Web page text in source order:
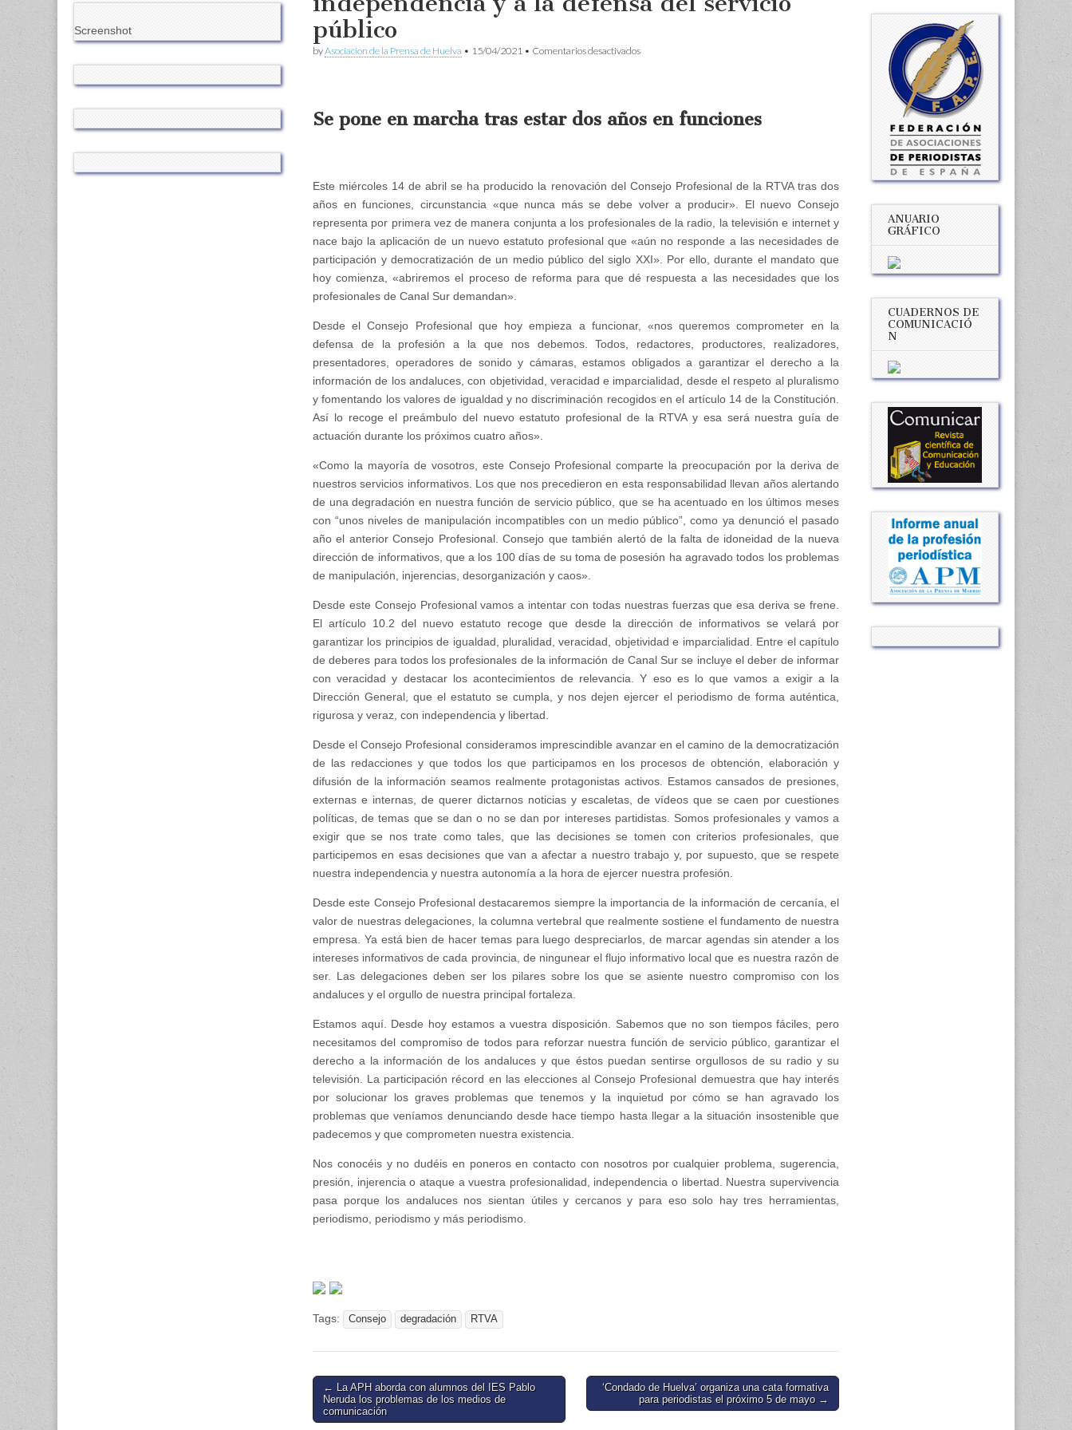
público
byAsociacion de la Prensa de Huelva • 15/04/2021 • Comentarios desactivadosen
Consejo
Profesional
llamadas
a
la
independencia
y
a
la
defensa
Se pone en marcha tras estar dos años en funciones
Este miércoles 14 de abril se ha producido la renovación del Consejo Profesional de la RTVA tras dos
años en funciones, circunstancia «que nunca más se debe volver a producir». El nuevo Consejo
representa por primera vez de manera conjunta a los profesionales de la radio, la televisión e internet y
nace bajo la aplicación de un nuevo estatuto profesional que «aún no responde a las necesidades de
participación y democratización de un medio público del siglo XXI». Por ello, durante el mandato que
hoy comienza, «abriremos el proceso de reforma para que dé respuesta a las necesidades que los
profesionales de Canal Sur demandan».
Desde el Consejo Profesional que hoy empieza a funcionar, «nos queremos comprometer en la
defensa de la profesión a la que nos debemos. Todos, redactores, productores, realizadores,
presentadores, operadores de sonido y cámaras, estamos obligados a garantizar el derecho a la
información de los andaluces, con objetividad, veracidad e imparcialidad, desde el respeto al pluralismo
y fomentando los valores de igualdad y no discriminación recogidos en el artículo 14 de la Constitución.
Así lo recoge el preámbulo del nuevo estatuto profesional de la RTVA y esa será nuestra guía de
actuación durante los próximos cuatro años».
«Como la mayoría de vosotros, este Consejo Profesional comparte la preocupación por la deriva de
nuestros servicios informativos. Los que nos precedieron en esta responsabilidad llevan años alertando
de una degradación en nuestra función de servicio público, que se ha acentuado en los últimos meses
con “unos niveles de manipulación incompatibles con un medio público”, como ya denunció el pasado
año el anterior Consejo Profesional. Consejo que también alertó de la falta de idoneidad de la nueva
dirección de informativos, que a los 100 días de su toma de posesión ha agravado todos los problemas
de manipulación, injerencias, desorganización y caos».
Desde este Consejo Profesional vamos a intentar con todas nuestras fuerzas que esa deriva se frene.
El artículo 10.2 del nuevo estatuto recoge que desde la dirección de informativos se velará por
garantizar los principios de igualdad, pluralidad, veracidad, objetividad e imparcialidad. Entre el capítulo
de deberes para todos los profesionales de la información de Canal Sur se incluye el deber de informar
con veracidad y destacar los acontecimientos de relevancia. Y eso es lo que vamos a exigir a la
Dirección General, que el estatuto se cumpla, y nos dejen ejercer el periodismo de forma auténtica,
rigurosa y veraz, con independencia y libertad.
Desde el Consejo Profesional consideramos imprescindible avanzar en el camino de la democratización
de las redacciones y que todos los que participamos en los procesos de obtención, elaboración y
difusión de la información seamos realmente protagonistas activos. Estamos cansados de presiones,
externas e internas, de querer dictarnos noticias y escaletas, de vídeos que se caen por cuestiones
políticas, de temas que se dan o no se dan por intereses partidistas. Somos profesionales y vamos a
exigir que se nos trate como tales, que las decisiones se tomen con criterios profesionales, que
participemos en esas decisiones que van a afectar a nuestro trabajo y, por supuesto, que se respete
nuestra independencia y nuestra autonomía a la hora de ejercer nuestra profesión.
Desde este Consejo Profesional destacaremos siempre la importancia de la información de cercanía, el
valor de nuestras delegaciones, la columna vertebral que realmente sostiene el fundamento de nuestra
empresa. Ya está bien de hacer temas para luego despreciarlos, de marcar agendas sin atender a los
intereses informativos de cada provincia, de ningunear el flujo informativo local que es nuestra razón de
ser. Las delegaciones deben ser los pilares sobre los que se asiente nuestro compromiso con los
andaluces y el orgullo de nuestra principal fortaleza.
Estamos aquí. Desde hoy estamos a vuestra disposición. Sabemos que no son tiempos fáciles, pero
necesitamos del compromiso de todos para reforzar nuestra función de servicio público, garantizar el
derecho a la información de los andaluces y que éstos puedan sentirse orgullosos de su radio y su
televisión. La participación récord en las elecciones al Consejo Profesional demuestra que hay interés
por solucionar los graves problemas que tenemos y la inquietud por cómo se han agravado los
problemas que veníamos denunciando desde hace tiempo hasta llegar a la situación insostenible que
padecemos y que comprometen nuestra existencia.
Nos conocéis y no dudéis en poneros en contacto con nosotros por cualquier problema, sugerencia,
presión, injerencia o ataque a vuestra profesionalidad, independencia o libertad. Nuestra supervivencia
pasa porque los andaluces nos sientan útiles y cercanos y para eso solo hay tres herramientas,
periodismo, periodismo y más periodismo.
Tags: Consejo degradación RTVA
Post
navigation
← La APH aborda con alumnos del IES Pablo
Neruda los problemas de los medios de
comunicación
‘Condado de Huelva’ organiza una cata formativa
para periodistas el próximo 5 de mayo →
Screenshot
ANUARIO
GRÁFICO
CUADERNOS DE
COMUNICACIÓ
N